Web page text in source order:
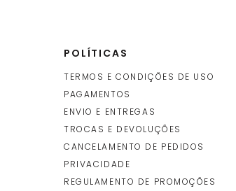
POLÍTICAS
TERMOS E CONDIÇÕES DE USO
PAGAMENTOS
ENVIO E ENTREGAS
TROCAS E DEVOLUÇÕES
CANCELAMENTO DE PEDIDOS
PRIVACIDADE
REGULAMENTO DE PROMOÇÕES